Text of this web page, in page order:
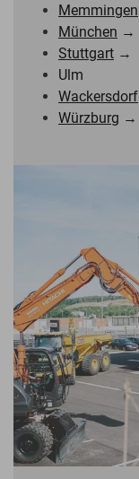
Memmingen
München →
Stuttgart →
Ulm
Wackersdorf
Würzburg →